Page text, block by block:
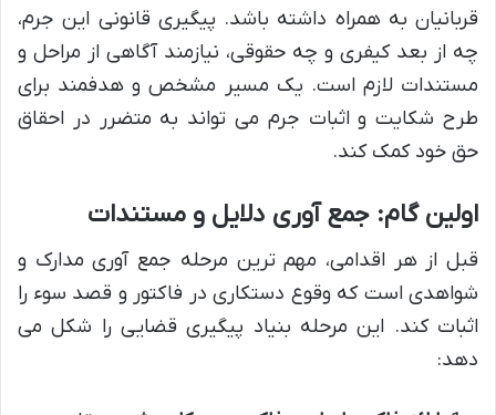
قربانیان به همراه داشته باشد. پیگیری قانونی این جرم،
چه از بعد کیفری و چه حقوقی، نیازمند آگاهی از مراحل و
مستندات لازم است. یک مسیر مشخص و هدفمند برای
طرح شکایت و اثبات جرم می تواند به متضرر در احقاق
حق خود کمک کند.
اولین گام: جمع آوری دلایل و مستندات
قبل از هر اقدامی، مهم ترین مرحله جمع آوری مدارک و
شواهدی است که وقوع دستکاری در فاکتور و قصد سوء را
اثبات کند. این مرحله بنیاد پیگیری قضایی را شکل می
دهد: